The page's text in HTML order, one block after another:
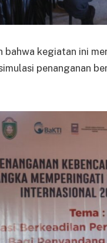
bahwa kegiatan ini
penanganan